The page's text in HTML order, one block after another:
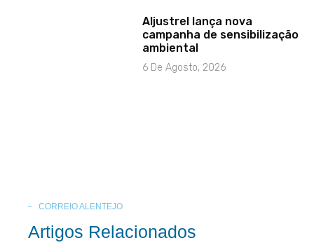
Aljustrel lança nova
campanha de sensibilização
ambiental
6 De Agosto, 2026
CORREIO ALENTEJO
Artigos Relacionados